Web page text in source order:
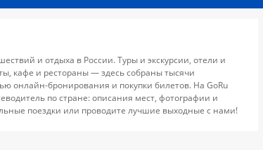
и отдыха в России. Туры и экскурсии, отели и
кафе и рестораны — здесь собраны тысячи
онлайн-бронирования и покупки билетов. На GoRu
по стране: описания мест, фотографии и
поездки или проводите лучшие выходные с нами!